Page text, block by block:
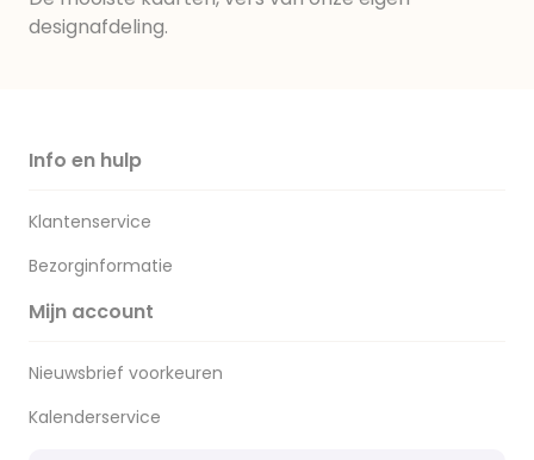
designafdeling.
Info en hulp
Klantenservice
Bezorginformatie
Mijn account
Nieuwsbrief voorkeuren
Kalenderservice